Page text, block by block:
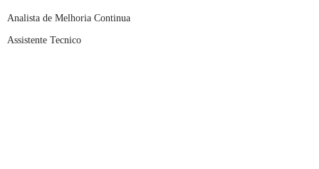
Analista de Melhoria Continua
Assistente Tecnico